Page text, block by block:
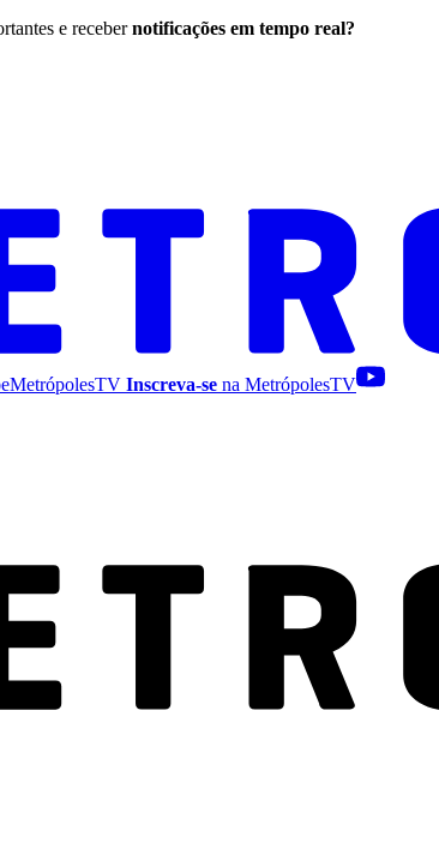
e receber notificações em tempo real?
MetrópolesTV Inscreva-se na MetrópolesTV